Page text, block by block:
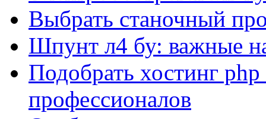
Выбрать станочный
Шпунт л4 бу: важные
Подобрать хостинг
профессионалов